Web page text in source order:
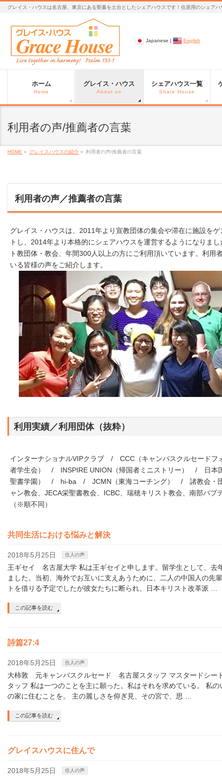
グレイス・ハウスは名古屋、東京にある聖書を土台としたシェアハウスです！住居用のシェア
Japanese | English
ホーム
Home
グレイス・ハウス
About us
シェアハウス一覧
Share House
利用者の声/推薦者の言葉
HOME » グレイスハウスの紹介 » 利用者の声/推薦者の言葉
利用者の声／推薦者の言葉
グレイス・ハウスは、2011年より宣教団体の集会や滞在に施設を
トし、2014年より本格的にシェアハウスを運営するようになりま
ト教団体・教会、年間300人以上の方にご利用頂いています。利用
いる皆様の声をご紹介します。
利用実績／利用団体（抜粋）
インターナショナルVIPクラブ / CCC（キャンパスクルセード
者学生会） / INSPIRE UNION（帰国者ミニストリー） / 日本
聖書学園） / hi-ba / JCMN（東海コーチング） / 諸教会・団
ャン教会、JECA栄聖書教会、ICBC、瑞穂キリスト教会、南部バプ
（※順不同）
共同生活における悩みと解決
2018年5月25日 住人の声
王ギセイ 名古屋大学 私は王ギセイと申します。留学生として、去
ました。当初、海外でお互いに支えあうために、二人の中国人の先
トを借りる予定でしたが彼女たちに断られ、日本キリスト改革派 …
この記事を読む
詩篇27:4
2018年5月25日 住人の声
大柿敦 元キャンパスクルセード 名古屋スタッフ マスタードシー
タッフ 私は一つのことを主に願った。私はそれを求めている。 私
の家に住むことを。 主の麗しさを仰ぎ見、その宮で、思 …
この記事を読む
グレイスハウスに住んで
2018年5月25日 住人の声